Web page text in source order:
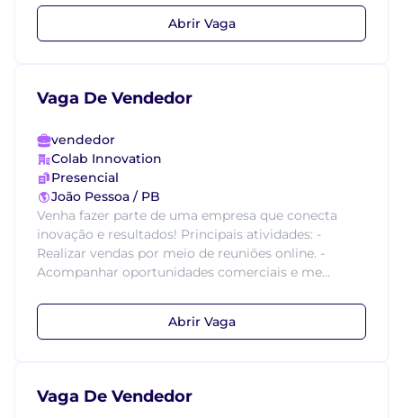
Abrir Vaga
Vaga De Vendedor
vendedor
Colab Innovation
Presencial
João Pessoa / PB
Venha fazer parte de uma empresa que conecta
inovação e resultados! Principais atividades: -
Realizar vendas por meio de reuniões online. -
Acompanhar oportunidades comerciais e me...
Abrir Vaga
Vaga De Vendedor